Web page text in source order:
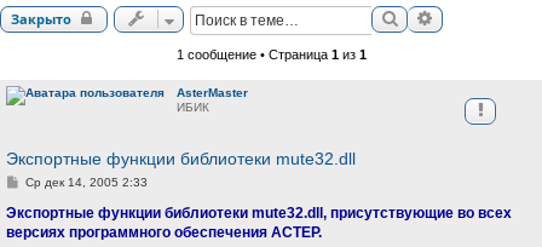
Закрыто ПоискРасширенный
1 сообщение • Страница 1из 1
AsterMaster
ИБИК
Экспортные функции библиотеки mute32.dll
С
о
щ
Ср дек 14, 2005 2:33
Экспортные функции библиотеки mute32.dll, присутствующие во всех
версиях программного обеспечения АСТЕР.